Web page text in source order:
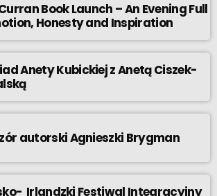
Book Launch – An Evening Full
Honesty and Inspiration
Anety Kubickiej z Anetą Ciszek-
autorski Agnieszki Brygman
Irlandzki Festiwal Integracyjny